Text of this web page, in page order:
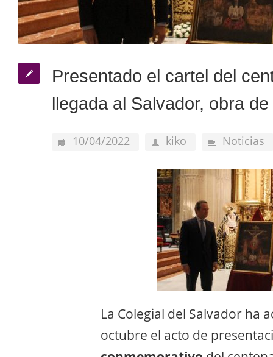
Presentado el cartel del
llegada al Salvador, obra
10/04/2022 kiko Noticias
La Colegial del Salvador ha
octubre el acto de